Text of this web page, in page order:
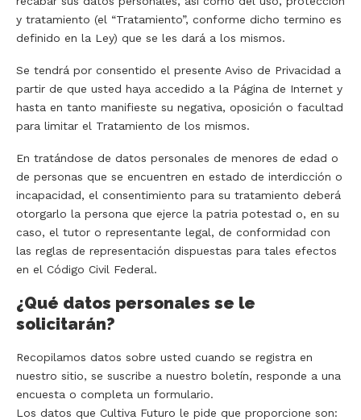
y tratamiento (el “Tratamiento”, conforme dicho termino es
definido en la Ley) que se les dará a los mismos.
Se tendrá por consentido el presente Aviso de Privacidad a
partir de que usted haya accedido a la Página de Internet y
hasta en tanto manifieste su negativa, oposición o facultad
para limitar el Tratamiento de los mismos.
En tratándose de datos personales de menores de edad o
de personas que se encuentren en estado de interdicción o
incapacidad, el consentimiento para su tratamiento deberá
otorgarlo la persona que ejerce la patria potestad o, en su
caso, el tutor o representante legal, de conformidad con
las reglas de representación dispuestas para tales efectos
en el Código Civil Federal.
¿Qué datos personales se le
solicitarán?
Recopilamos datos sobre usted cuando se registra en
nuestro sitio, se suscribe a nuestro boletín, responde a una
encuesta o completa un formulario.
Los datos que Cultiva Futuro le pide que proporcione son: